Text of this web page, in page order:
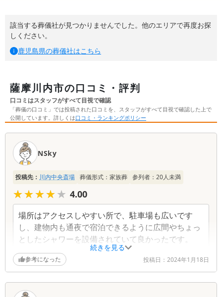
該当する葬儀社が見つかりませんでした。他のエリアで再度お探
しください。
鹿児島県の葬儀社はこちら
薩摩川内市の口コミ・評判
口コミはスタッフがすべて目視で確認
「葬儀の口コミ」では投稿された口コミを、スタッフがすべて目視で確認した上で
公開しています。詳しくは口コミ・ランキングポリシー
続きを見る
NSky
投稿先： 川内中央斎場 葬儀形式： 家族葬 参列者： 20人未満
★★★★★
★★★★★ 4.00
場所はアクセスしやすい所で、駐車場も広いです
し、建物内も通夜で宿泊できるように広間やちょっ
としたシャワーを設備されていて良かったです。
参考になった 投稿日： 2024年1月18日